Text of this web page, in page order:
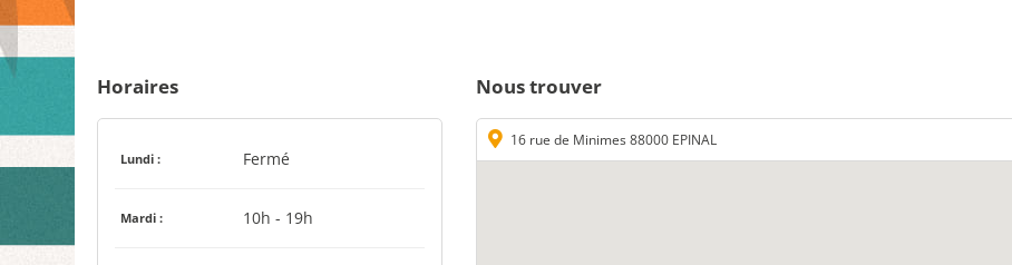
Horaires
Lundi : Fermé
Mardi : 10h - 19h
Nous trouver
16 rue de Minimes 88000 EPINAL